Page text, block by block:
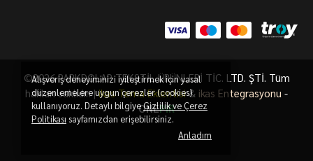
Alışveriş deneyiminizi iyileştirmek için yasal
düzenlemelere uygun çerezler (cookies)
kullanıyoruz. Detaylı bilgiyeGizlilik ve Çerez
Politikası sayfamızdan erişebilirsiniz.
Anladım
©2026 PARKDOLAP TEKSTİL ÜRÜNLERİ TİC. LTD. ŞTİ. Tüm
hakları saklıdır. |ikas Tema Eklentisi& ikas Entegrasyonu -
ONEPiR